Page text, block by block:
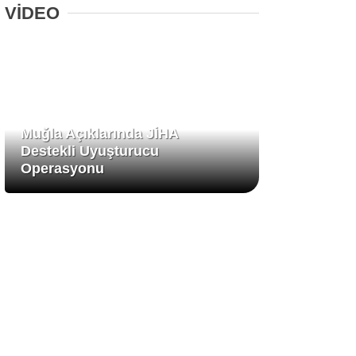
VİDEO
Muğla Açıklarında JİHA
Destekli Uyuşturucu
Operasyonu